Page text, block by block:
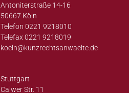
Antoniterstraße 14-16
50667 Köln
Telefon 0221 9218010
Telefax 0221 9218019
koeln@kunzrechtsanwaelte.de
Stuttgart
Calwer Str. 11